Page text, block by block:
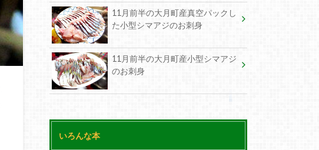
11月前半の大月町産真空パックし
た小型シマアジのお刺身
11月前半の大月町産小型シマアジ
のお刺身
いろんな本